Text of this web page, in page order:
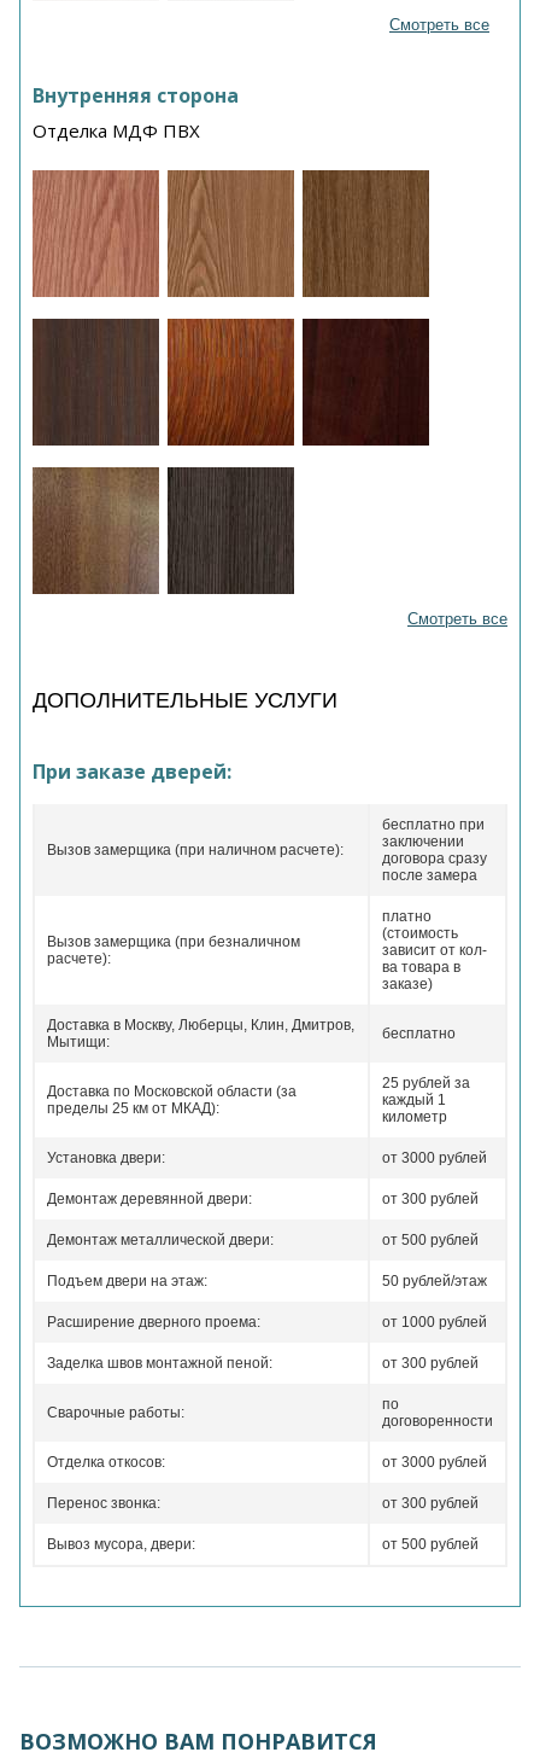
Смотреть все
Внутренняя сторона
Отделка МДФ ПВХ
Смотреть все
ДОПОЛНИТЕЛЬНЫЕ УСЛУГИ
При заказе дверей:
Вызов замерщика (при наличном расчете):
бесплатно при
заключении
договора сразу
после замера
Вызов замерщика (при безналичном
расчете):
платно
(стоимость
зависит от кол-
ва товара в
заказе)
Доставка в Москву, Люберцы, Клин, Дмитров,
Мытищи:
бесплатно
Доставка по Московской области (за
пределы 25 км от МКАД):
25 рублей за
каждый 1
километр
Установка двери: от 3000 рублей
Демонтаж деревянной двери: от 300 рублей
Демонтаж металлической двери: от 500 рублей
Подъем двери на этаж: 50 рублей/этаж
Расширение дверного проема: от 1000 рублей
Заделка швов монтажной пеной: от 300 рублей
Сварочные работы:
по
договоренности
Отделка откосов: от 3000 рублей
Перенос звонка: от 300 рублей
Вывоз мусора, двери: от 500 рублей
ВОЗМОЖНО ВАМ ПОНРАВИТСЯ